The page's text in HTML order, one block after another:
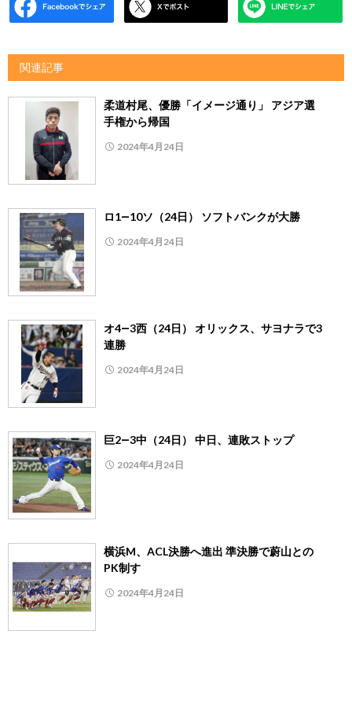
関連記事
柔道村尾、優勝「イメージ通り」 アジア選
手権から帰国
2024年4月24日
ロ1―10ソ（24日） ソフトバンクが大勝
2024年4月24日
オ4―3西（24日） オリックス、サヨナラで3
連勝
2024年4月24日
巨2―3中（24日） 中日、連敗ストップ
2024年4月24日
横浜M、ACL決勝へ進出 準決勝で蔚山との
PK制す
2024年4月24日